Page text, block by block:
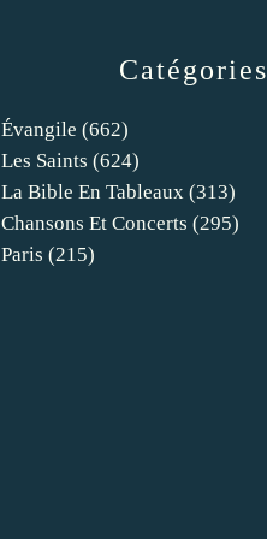
Catégories
Évangile (662)
Les Saints (624)
La Bible En Tableaux (313)
Chansons Et Concerts (295)
Paris (215)